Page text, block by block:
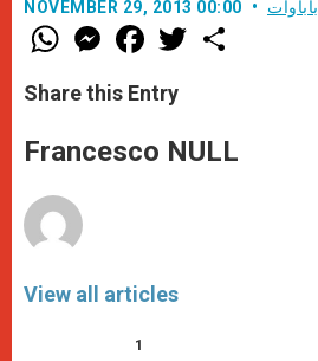
NOVEMBER 29, 2013 00:00 باباوات
W
h
t
s
p
p
M
e
s
e
g
e
F
a
e
b
o
k
w
r
Share this Entry
Francesco NULL
View all articles
1